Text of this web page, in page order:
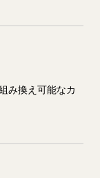
み換え可能なカ